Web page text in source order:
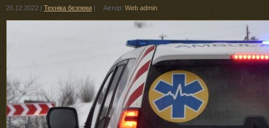
26.12.2022 | Техніка безпеки | Автор: Web admin